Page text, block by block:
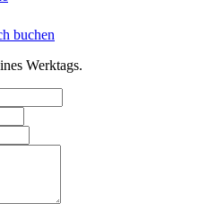
buchen
Werktags.